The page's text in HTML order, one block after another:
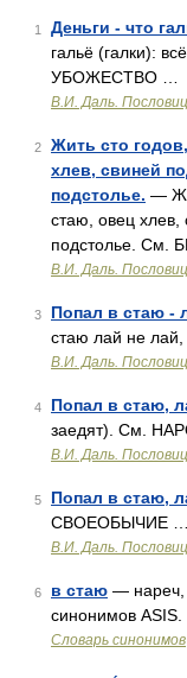
1 Деньги - что
гальё (галки):
УБОЖЕСТВО …
В.И. Даль.
2
Жить сто
хлев, свиней
подстолье. —
стаю, овец хлев,
подстолье. См.
В.И. Даль.
3 Попал в стаю -
стаю лай не
В.И. Даль.
4 Попал в стаю,
заедят). См.
В.И. Даль.
5 Попал в стаю,
СВОЕОБЫЧИЕ …
В.И. Даль.
6 в стаю — нареч,
синонимов
Словарь синонимов